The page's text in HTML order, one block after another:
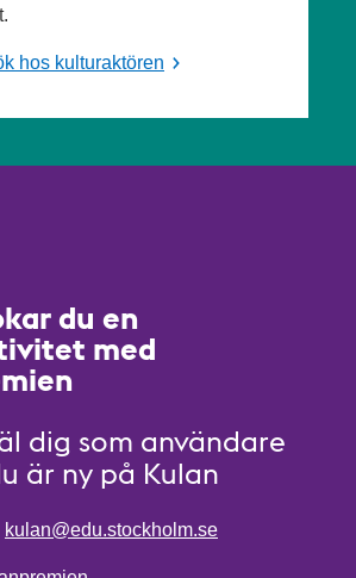
hos kulturaktören
du en
med
dig som användare
är ny på Kulan
kulan@edu.stockholm.se